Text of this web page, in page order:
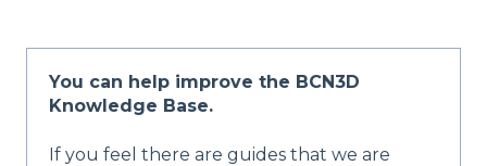
You can help improve the BCN3D
Knowledge Base.
If you feel there are guides that we are